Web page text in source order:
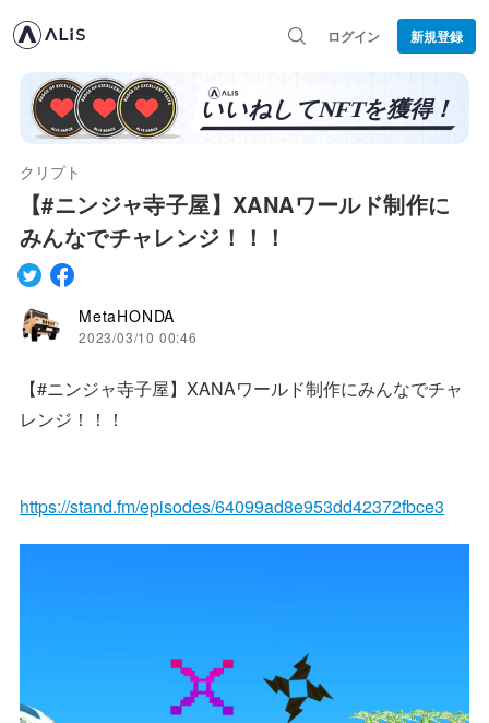
ログイン 新規登録
クリプト
【#ニンジャ寺子屋】XANAワールド制作に
みんなでチャレンジ！！！
MetaHONDA
2023/03/10 00:46
【#ニンジャ寺子屋】XANAワールド制作にみんなでチャ
レンジ！！！
https://stand.fm/episodes/64099ad8e953dd42372fbce3